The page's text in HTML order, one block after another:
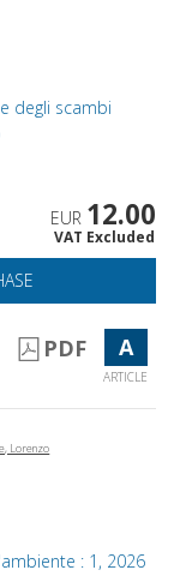
degli scambi
EUR 12.00
VAT Excluded
PDF A
ARTICLE
Lorenzo
: 1, 2026